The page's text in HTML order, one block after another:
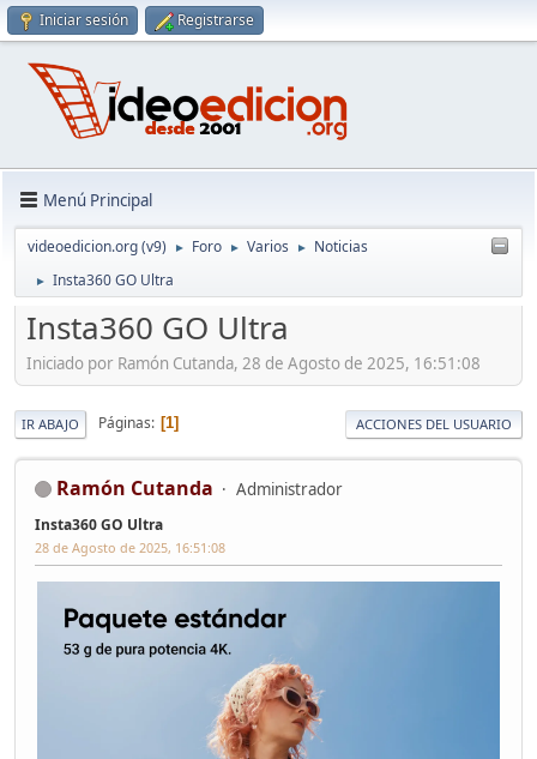
Iniciar sesión Registrarse
Menú Principal
videoedicion.org (v9) ► Foro ► Varios ► Noticias
► Insta360 GO Ultra
Insta360 GO Ultra
Iniciado por Ramón Cutanda, 28 de Agosto de 2025, 16:51:08
IR ABAJO Páginas 1 ACCIONES DEL USUARIO
Ramón Cutanda Administrador
Insta360 GO Ultra
28 de Agosto de 2025, 16:51:08